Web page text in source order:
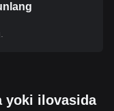
yoki ilovasida